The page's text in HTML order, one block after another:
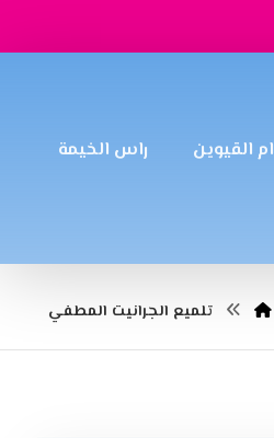
ام القيوين راس الخيمة
تلميع الجرانيت المطفي